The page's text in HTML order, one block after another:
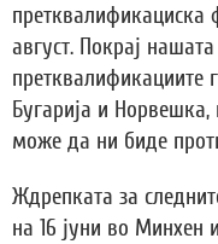
претквалификациска
август. Покрај
претквалификациите
Бугарија и
може да ни биде
Ждрепката за
на 16 јуни во Минхен